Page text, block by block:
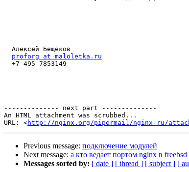
  Алексей Бещёков
proforg at maloletka.ru
  +7 495 7853149
-------------- next part --------------
An HTML attachment was scrubbed...
URL: <http://nginx.org/pipermail/nginx-ru/
Previous message: подключение модулей
Next message: а кто ведает портом nginx в freebsd
Messages sorted by: [ date ] [ thread ] [ subject ] [